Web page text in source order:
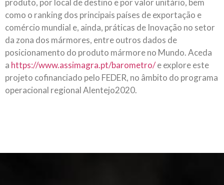
como o ranking dos principais países de exportação e
comércio mundial e, ainda, práticas de Inovação no setor
da zona dos mármores, entre outros dados de
posicionamento do produto mármore no Mundo. Aceda
a https://www.assimagra.pt/barometro/e explore este
projeto cofinanciado pelo FEDER, no âmbito do programa
operacional regional Alentejo2020.